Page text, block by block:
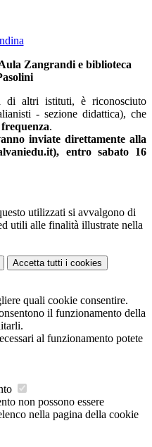
Zangrandi e biblioteca
di altri istituti, è riconosciuto
- sezione didattica), che
.
inviate direttamente alla
entro sabato 16
utilizzati si avvalgono di
utili alle finalità illustrate nella
Accetta tutti i cookies
quali cookie consentire.
il funzionamento della
al funzionamento potete
non possono essere
nella pagina della cookie